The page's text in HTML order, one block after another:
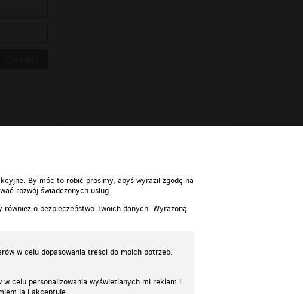
Polecane
By móc to robić prosimy, abyś wyraził zgodę na
rozwój świadczonych usług.
o bezpieczeństwo Twoich danych. Wyrażoną
w celu dopasowania treści do moich potrzeb.
celu personalizowania wyświetlanych mi reklam i